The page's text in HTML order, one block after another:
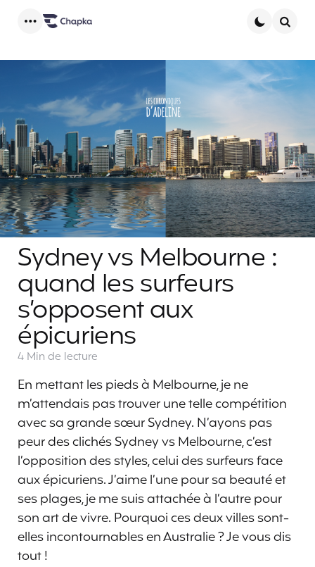
Sydney vs Melbourne :
quand les surfeurs
s’opposent aux
épicuriens
4 Min de lecture
En mettant les pieds à Melbourne, je ne
m’attendais pas trouver une telle compétition
avec sa grande sœur Sydney. N’ayons pas
peur des clichés Sydney vs Melbourne, c’est
l’opposition des styles, celui des surfeurs face
aux épicuriens. J’aime l’une pour sa beauté et
ses plages, je me suis attachée à l’autre pour
son art de vivre. Pourquoi ces deux villes sont-
elles incontournables en Australie ? Je vous dis
tout !